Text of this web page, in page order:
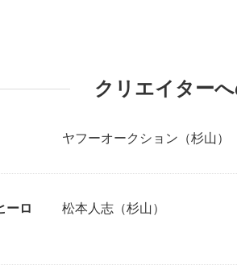
クリエイター
ヤフーオークション（杉山）
ーロ
松本人志（杉山）